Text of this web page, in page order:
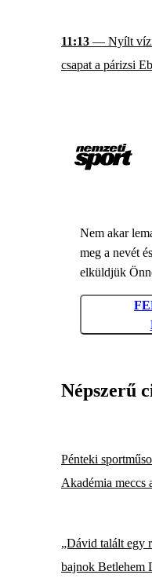
11:13 — Nyílt vízi
csapat a párizsi
Nem akar
meg a nevét
elküldjük
Népszerű
Pénteki
Akadémia meccs
„Dávid talált egy
bajnok Betlehem